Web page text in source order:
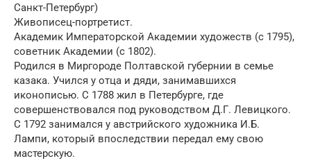
Санкт-Петербург)
Живописец-портретист.
Академик Императорской Академии художеств (с 1795),
советник Академии (с 1802).
Родился в Миргороде Полтавской губернии в семье
казака. Учился у отца и дяди, занимавшихся
иконописью. С 1788 жил в Петербурге, где
совершенствовался под руководством Д.Г. Левицкого.
С 1792 занимался у австрийского художника И.Б.
Лампи, который впоследствии передал ему свою
мастерскую.